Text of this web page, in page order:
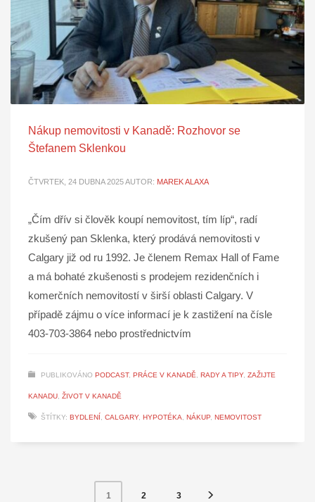
Nákup nemovitosti v Kanadě: Rozhovor se
Štefanem Sklenkou
ČTVRTEK, 24 DUBNA 2025AUTOR: MAREK ALAXA
„Čím dřív si člověk koupí nemovitost, tím líp“, radí
zkušený pan Sklenka, který prodává nemovitosti v
Calgary již od ru 1992. Je členem Remax Hall of Fame
a má bohaté zkušenosti s prodejem rezidenčních i
komerčních nemovitostí v širší oblasti Calgary. V
případě zájmu o více informací je k zastižení na čísle
403-703-3864 nebo prostřednictvím
PUBLIKOVÁNO PODCAST, PRÁCE V KANADĚ, RADY A TIPY, ZAŽIJTE
KANADU, ŽIVOT V KANADĚ
ŠTÍTKY: BYDLENÍ , CALGARY, HYPOTÉKA, NÁKUP, NEMOVITOST
1 2 3